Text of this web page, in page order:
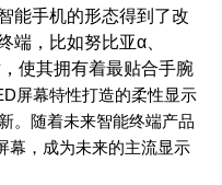
能手机的形态得到了改
端，比如努比亚α、
使其拥有着最贴合手腕
屏幕特性打造的柔性显示
。随着未来智能终端产品
幕，成为未来的主流显示